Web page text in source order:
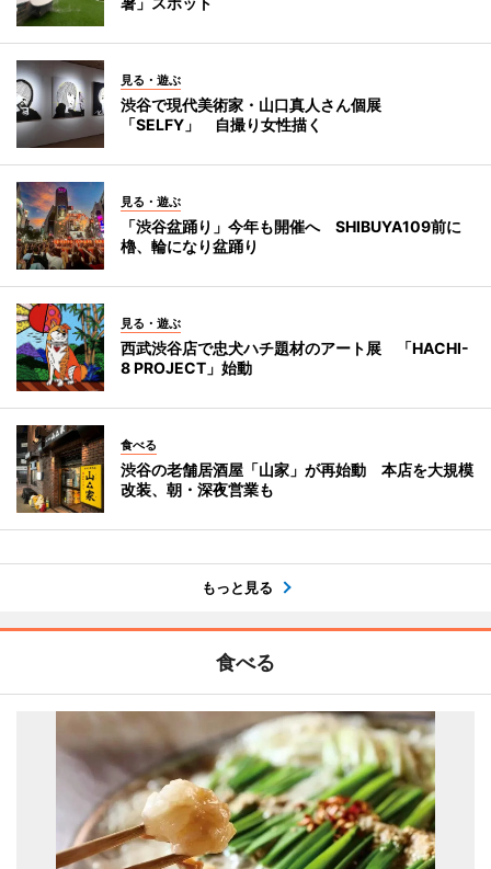
見る・遊ぶ
渋谷で現代美術家・山口真人さん個展
「SELFY」 自撮り女性描く
見る・遊ぶ
「渋谷盆踊り」今年も開催へ SHIBUYA109前に
櫓、輪になり盆踊り
見る・遊ぶ
西武渋谷店で忠犬ハチ題材のアート展 「HACHI-
8 PROJECT」始動
食べる
渋谷の老舗居酒屋「山家」が再始動 本店を大規模
改装、朝・深夜営業も
もっと見る
食べる